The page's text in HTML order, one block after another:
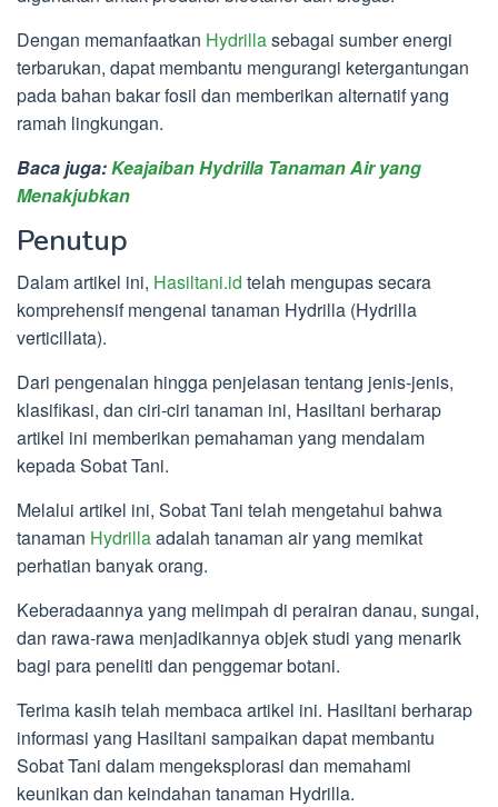
Dengan memanfaatkan Hydrillasebagai sumber energi
terbarukan, dapat membantu mengurangi ketergantungan
pada bahan bakar fosil dan memberikan alternatif yang
ramah lingkungan.
Baca juga:Keajaiban Hydrilla Tanaman Air yang
Menakjubkan
Penutup
Dalam artikel ini, Hasiltani.id telah mengupas secara
komprehensif mengenai tanaman Hydrilla (Hydrilla
verticillata).
Dari pengenalan hingga penjelasan tentang jenis-jenis,
klasifikasi, dan ciri-ciri tanaman ini, Hasiltani berharap
artikel ini memberikan pemahaman yang mendalam
kepada Sobat Tani.
Melalui artikel ini, Sobat Tani telah mengetahui bahwa
tanaman Hydrillaadalah tanaman air yang memikat
perhatian banyak orang.
Keberadaannya yang melimpah di perairan danau, sungai,
dan rawa-rawa menjadikannya objek studi yang menarik
bagi para peneliti dan penggemar botani.
Terima kasih telah membaca artikel ini. Hasiltani berharap
informasi yang Hasiltani sampaikan dapat membantu
Sobat Tani dalam mengeksplorasi dan memahami
keunikan dan keindahan tanaman Hydrilla.